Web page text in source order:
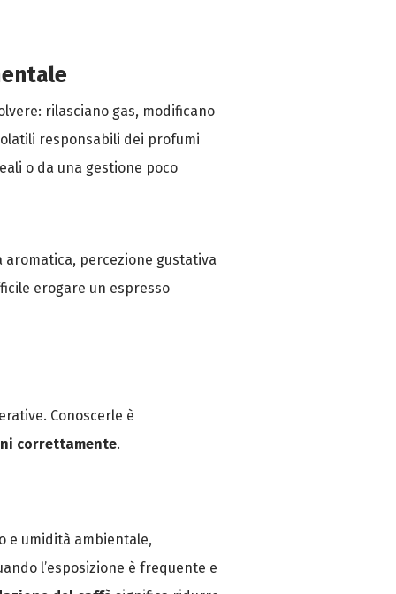
rilasciano gas, modificano
responsabili dei profumi
o da una gestione poco
percezione gustativa
erogare un espresso
Conoscerle è
correttamente.
e umidità ambientale,
l’esposizione è frequente e